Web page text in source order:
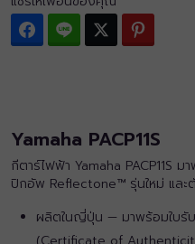
Facebook
Line Twitter
Yamaha PACP11S
กีตาร์ไฟฟ้า Yamaha PACP11S
ปิกอัพ Reflectone™ รุ่นใหม่ แล
ผลิตในญี่ปุ่น — มาพร้อมใบรั